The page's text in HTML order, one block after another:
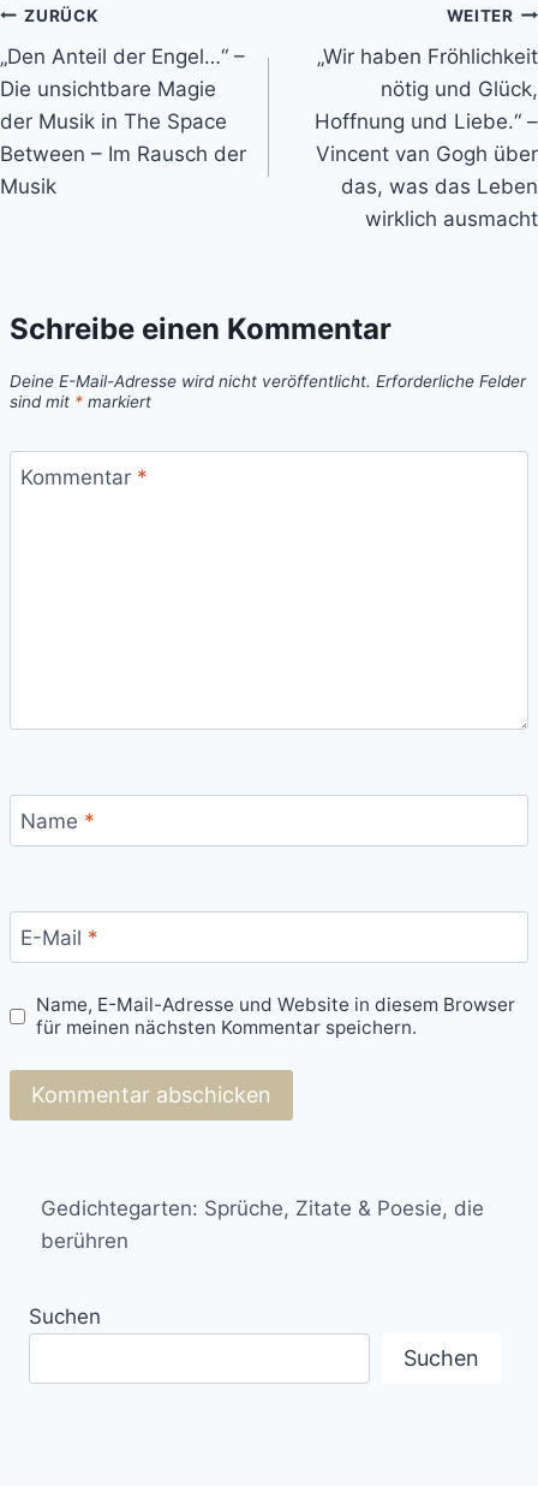
Beitragsnavigation
ZURÜCK
„Den Anteil der Engel…“ –
Die unsichtbare Magie
der Musik in The Space
Between – Im Rausch der
Musik
WEITER
„Wir haben Fröhlichkeit
nötig und Glück,
Hoffnung und Liebe.“ –
Vincent van Gogh über
das, was das Leben
wirklich ausmacht
Schreibe einen Kommentar
Deine E-Mail-Adresse wird nicht veröffentlicht. Erforderliche Felder
sind mit * markiert
Kommentar *
Name *
E-Mail *
Name, E-Mail-Adresse und Website in diesem Browser
für meinen nächsten Kommentar speichern.
Gedichtegarten: Sprüche, Zitate & Poesie, die
berühren
Suchen
Suchen